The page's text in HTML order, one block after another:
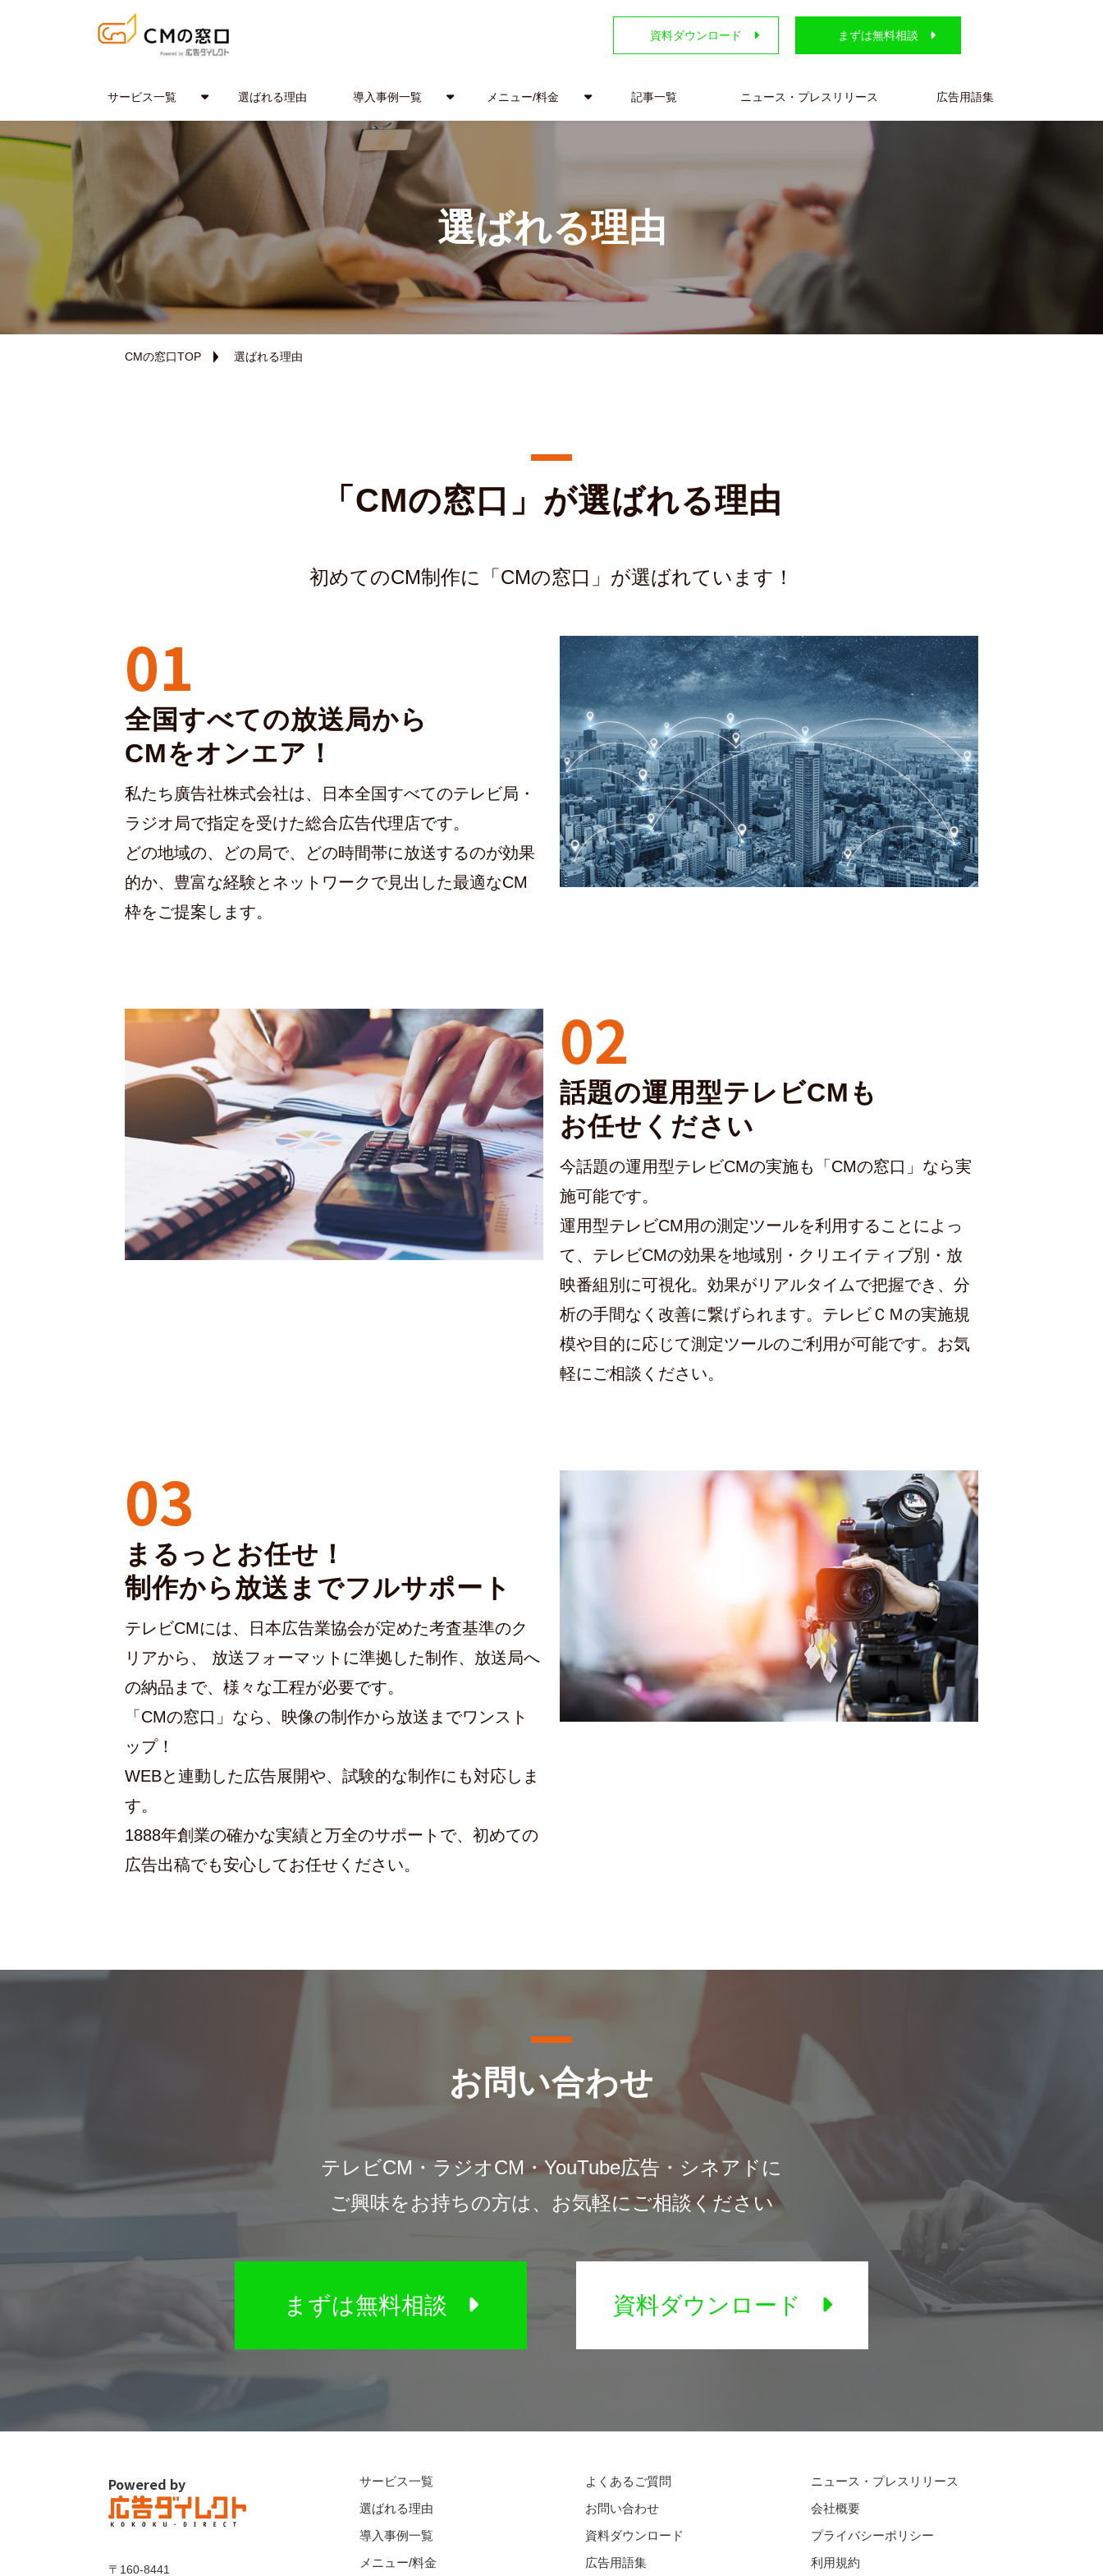
資料ダウンロード まずは無料相談
サービス一覧 選ばれる理由 導入事例一覧 メニュー/料金 記事一覧 ニュース・プレスリリース 広告用語集
選ばれる理由
CMの窓口TOP 選ばれる理由
「CMの窓口」が選ばれる理由
初めてのCM制作に「CMの窓口」が選ばれています！
01
全国すべての放送局から
CMをオンエア！
私たち廣告社株式会社は、日本全国すべてのテレビ局・
ラジオ局で指定を受けた総合広告代理店です。
どの地域の、どの局で、どの時間帯に放送するのが効果
的か、豊富な経験とネットワークで見出した最適なCM
枠をご提案します。
02
話題の運用型テレビCMも
お任せください
今話題の運用型テレビCMの実施も「CMの窓口」なら実
施可能です。
運用型テレビCM用の測定ツールを利用することによっ
て、テレビCMの効果を地域別・クリエイティブ別・放
映番組別に可視化。効果がリアルタイムで把握でき、分
析の手間なく改善に繋げられます。テレビＣＭの実施規
模や目的に応じて測定ツールのご利用が可能です。お気
軽にご相談ください。
03
まるっとお任せ！
制作から放送までフルサポート
テレビCMには、日本広告業協会が定めた考査基準のク
リアから、 放送フォーマットに準拠した制作、放送局へ
の納品まで、様々な工程が必要です。
「CMの窓口」なら、映像の制作から放送までワンスト
ップ！
WEBと連動した広告展開や、試験的な制作にも対応しま
す。
1888年創業の確かな実績と万全のサポートで、初めての
広告出稿でも安心してお任せください。
お問い合わせ
テレビCM・ラジオCM・YouTube広告・シネアドに
ご興味をお持ちの方は、お気軽にご相談ください
まずは無料相談 資料ダウンロード
Powered by
〒160-8441
サービス一覧
選ばれる理由
導入事例一覧
メニュー/料金
よくあるご質問
お問い合わせ
資料ダウンロード
広告用語集
ニュース・プレスリリース
会社概要
プライバシーポリシー
利用規約